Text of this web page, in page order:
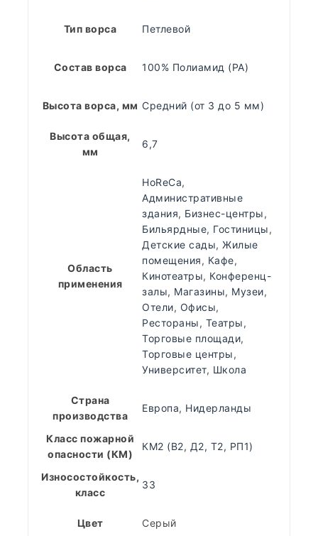
Тип ворса Петлевой
Состав ворса 100% Полиамид (PA)
Высота ворса, мм Средний (от 3 до 5 мм)
Высота общая,
мм
6,7
Область
применения
HoReCa,
Административные
здания, Бизнес-центры,
Бильярдные, Гостиницы,
Детские сады, Жилые
помещения, Кафе,
Кинотеатры, Конференц-
залы, Магазины, Музеи,
Отели, Офисы,
Рестораны, Театры,
Торговые площади,
Торговые центры,
Университет, Школа
Страна
производства
Европа, Нидерланды
Класс пожарной
опасности (КМ)
КМ2 (В2, Д2, Т2, РП1)
Износостойкость,
класс
33
Цвет Серый